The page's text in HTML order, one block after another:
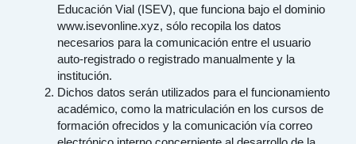
Educación Vial (ISEV), que funciona bajo el dominio
www.isevonline.xyz, sólo recopila los datos
necesarios para la comunicación entre el usuario
auto-registrado o registrado manualmente y la
institución.
Dichos datos serán utilizados para el funcionamiento
académico, como la matriculación en los cursos de
formación ofrecidos y la comunicación vía correo